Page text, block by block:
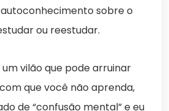
sobre o
ou reestudar.
vilão que pode arruinar
que você não aprenda,
de “confusão mental” e eu